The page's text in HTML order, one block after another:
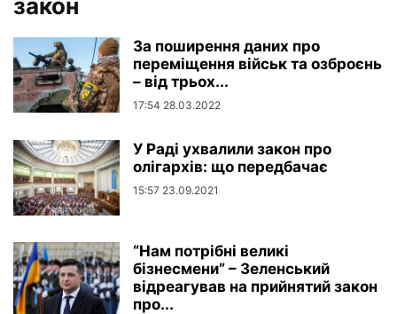
закон
За поширення даних про
переміщення військ та озброєнь
– від трьох...
17:54 28.03.2022
У Раді ухвалили закон про
олігархів: що передбачає
15:57 23.09.2021
“Нам потрібні великі
бізнесмени” – Зеленський
відреагував на прийнятий закон
про...